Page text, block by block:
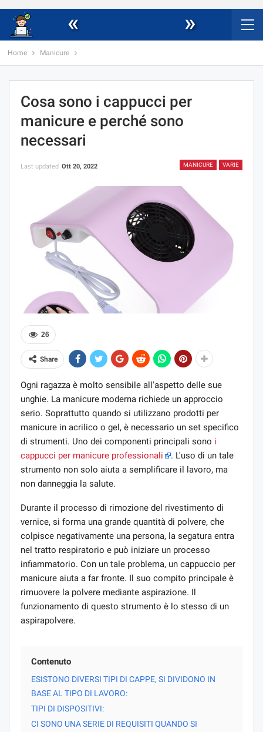
« »
Home Manicure
Cosa sono i cappucci per
manicure e perché sono
necessari
MANICURE VARIE
Last updated Ott 20, 2022
26
Share
Ogni ragazza è molto sensibile all'aspetto delle sue
unghie. La manicure moderna richiede un approccio
serio. Soprattutto quando si utilizzano prodotti per
manicure in acrilico o gel, è necessario un set specifico
di strumenti. Uno dei componenti principali sono i
cappucci per manicure professionali
. L'uso di un tale
strumento non solo aiuta a semplificare il lavoro, ma
non danneggia la salute.
Durante il processo di rimozione del rivestimento di
vernice, si forma una grande quantità di polvere, che
colpisce negativamente una persona, la segatura entra
nel tratto respiratorio e può iniziare un processo
infiammatorio. Con un tale problema, un cappuccio per
manicure aiuta a far fronte. Il suo compito principale è
rimuovere la polvere mediante aspirazione. Il
funzionamento di questo strumento è lo stesso di un
aspirapolvere.
Contenuto
ESISTONO DIVERSI TIPI DI CAPPE, SI DIVIDONO IN
BASE AL TIPO DI LAVORO:
TIPI DI DISPOSITIVI:
CI SONO UNA SERIE DI REQUISITI QUANDO SI